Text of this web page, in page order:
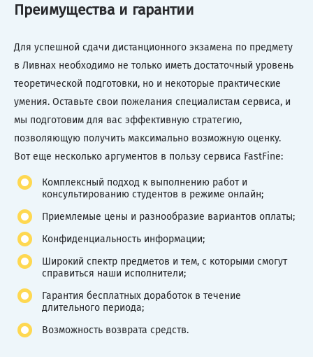
Преимущества и гарантии
Для успешной сдачи дистанционного экзамена по предмету
в Ливнах необходимо не только иметь достаточный уровень
теоретической подготовки, но и некоторые практические
умения. Оставьте свои пожелания специалистам сервиса, и
мы подготовим для вас эффективную стратегию,
позволяющую получить максимально возможную оценку.
Вот еще несколько аргументов в пользу сервиса FastFine:
Комплексный подход к выполнению работ и
консультированию студентов в режиме онлайн;
Приемлемые цены и разнообразие вариантов оплаты;
Конфиденциальность информации;
Широкий спектр предметов и тем, с которыми смогут
справиться наши исполнители;
Гарантия бесплатных доработок в течение
длительного периода;
Возможность возврата средств.